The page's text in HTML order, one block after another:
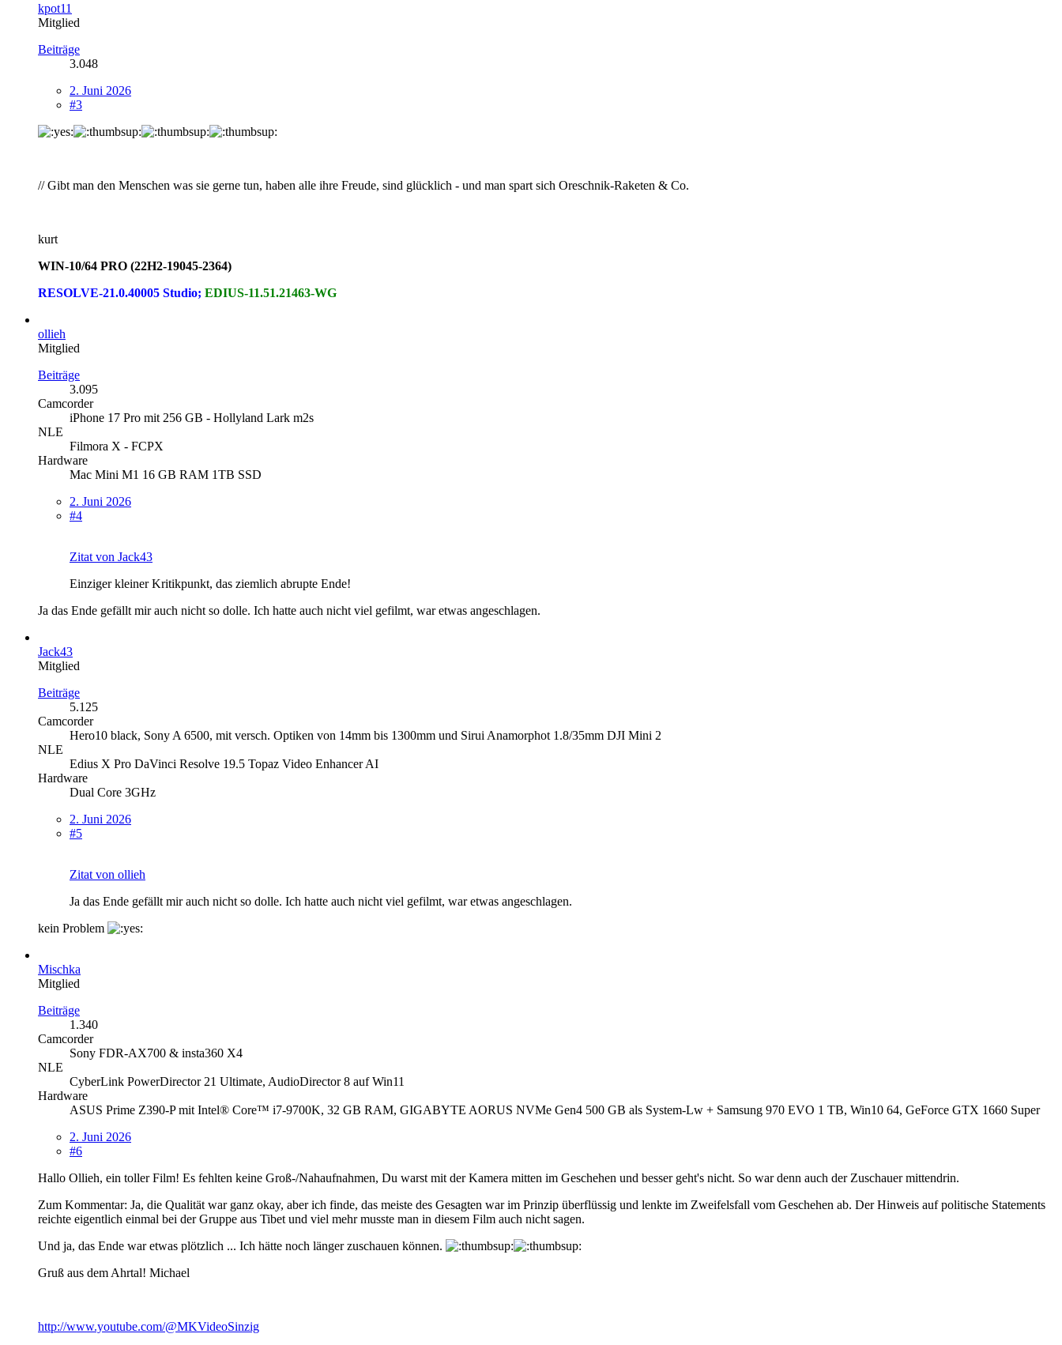
kpot11
Mitglied
Beiträge
3.048
2. Juni 2026
#3
// Gibt man den Menschen was sie gerne tun, haben alle ihre Freude, sind glücklich - und man spart sich Oreschnik-Raketen & Co.
kurt
WIN-10/64 PRO (22H2-19045-2364)
RESOLVE-21.0.40005 Studio; EDIUS-11.51.21463-WG
ollieh
Mitglied
Beiträge
3.095
Camcorder
iPhone 17 Pro mit 256 GB - Hollyland Lark m2s
NLE
Filmora X - FCPX
Hardware
Mac Mini M1 16 GB RAM 1TB SSD
2. Juni 2026
#4
Zitat von Jack43
Einziger kleiner Kritikpunkt, das ziemlich abrupte Ende!
Ja das Ende gefällt mir auch nicht so dolle. Ich hatte auch nicht viel gefilmt, war etwas angeschlagen.
Jack43
Mitglied
Beiträge
5.125
Camcorder
Hero10 black, Sony A 6500, mit versch. Optiken von 14mm bis 1300mm und Sirui Anamorphot 1.8/35mm DJI Mini 2
NLE
Edius X Pro DaVinci Resolve 19.5 Topaz Video Enhancer AI
Hardware
Dual Core 3GHz
2. Juni 2026
#5
Zitat von ollieh
Ja das Ende gefällt mir auch nicht so dolle. Ich hatte auch nicht viel gefilmt, war etwas angeschlagen.
kein Problem
Mischka
Mitglied
Beiträge
1.340
Camcorder
Sony FDR-AX700 & insta360 X4
NLE
CyberLink PowerDirector 21 Ultimate, AudioDirector 8 auf Win11
Hardware
ASUS Prime Z390-P mit Intel® Core™ i7-9700K, 32 GB RAM, GIGABYTE AORUS NVMe Gen4 500 GB als System-Lw + Samsung 970 EVO 1 TB, Win10 64, GeForce GTX 1660 Super
2. Juni 2026
#6
Hallo Ollieh, ein toller Film! Es fehlten keine Groß-/Nahaufnahmen, Du warst mit der Kamera mitten im Geschehen und besser geht's nicht. So war denn auch der Zuschauer mittendrin.
Zum Kommentar: Ja, die Qualität war ganz okay, aber ich finde, das meiste des Gesagten war im Prinzip überflüssig und lenkte im Zweifelsfall vom Geschehen ab. Der Hinweis auf politische Statements
reichte eigentlich einmal bei der Gruppe aus Tibet und viel mehr musste man in diesem Film auch nicht sagen.
Und ja, das Ende war etwas plötzlich ... Ich hätte noch länger zuschauen können.
Gruß aus dem Ahrtal! Michael
http://www.youtube.com/@MKVideoSinzig